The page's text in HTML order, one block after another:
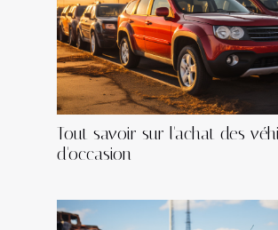
Tout savoir sur l'achat des
d'occasion